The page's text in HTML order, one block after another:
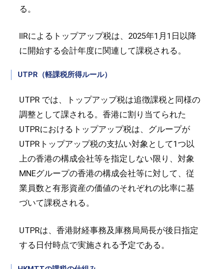
る。
IIRによるトップアップ税は、2025年1月1日以降
に開始する会計年度に関連して課税される。
UTPR（軽課税所得ルール）
UTPR では、トップアップ税は追徴課税と同様の
調整として課される。香港に割り当てられた
UTPRにおけるトップアップ税は、グループが
UTPRトップアップ税の支払い対象として1つ以
上の香港の構成会社等を指定しない限り、対象
MNEグループの香港の構成会社等に対して、従
業員数と有形資産の価値のそれぞれの比率に基
づいて課税される。
UTPRは、香港財経事務及庫務局局長が後日指定
する日付時点で実施される予定である。